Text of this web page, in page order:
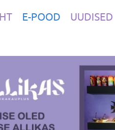
E-POOD UUDISED